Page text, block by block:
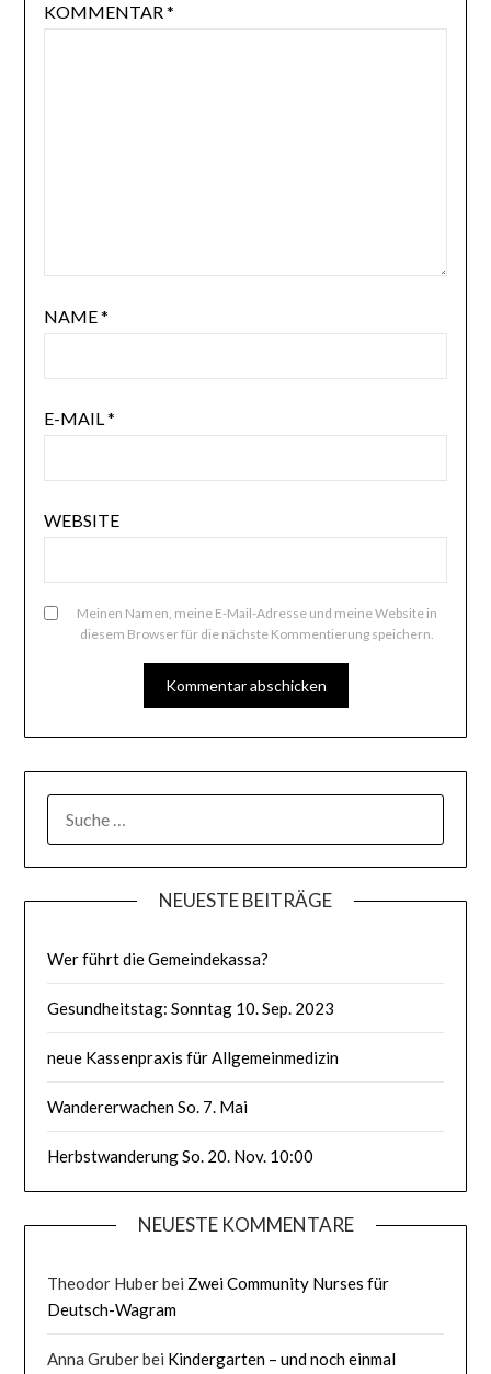
KOMMENTAR*
NAME*
E-MAIL*
WEBSITE
Meinen Namen, meine E-Mail-Adresse und meine Website in
diesem Browser für die nächste Kommentierung speichern.
NACH:
NEUESTE BEITRÄGE
Wer führt die Gemeindekassa?
Gesundheitstag: Sonntag 10. Sep. 2023
neue Kassenpraxis für Allgemeinmedizin
Wandererwachen So. 7. Mai
Herbstwanderung So. 20. Nov. 10:00
NEUESTE KOMMENTARE
Theodor Huberbei Zwei Community Nurses für
Deutsch-Wagram
Anna Gruberbei Kindergarten – und noch einmal